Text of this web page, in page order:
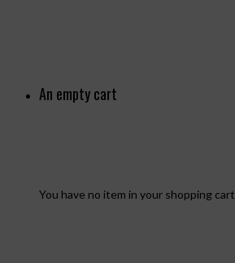
An empty cart
You have no item in your shopping cart